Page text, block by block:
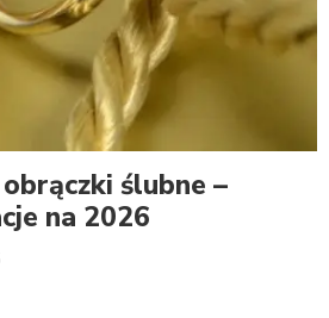
ślubne –
na 2026